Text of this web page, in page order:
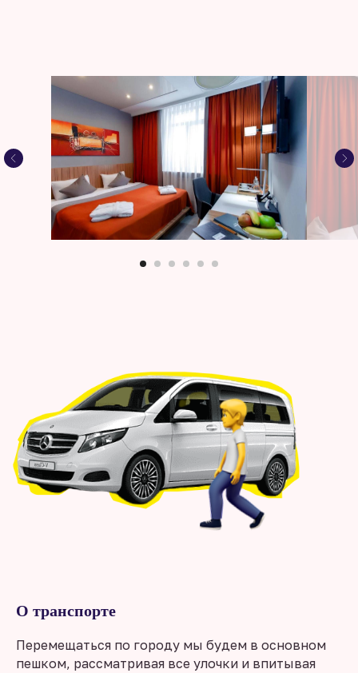
О транспорте
Перемещаться по городу мы будем в основном
пешком, рассматривая все улочки и впитывая